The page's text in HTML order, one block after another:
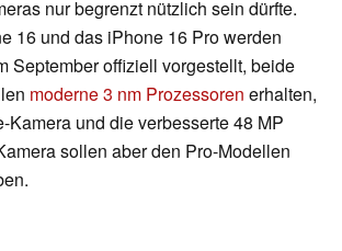
nur begrenzt nützlich sein dürfte.
16 und das iPhone 16 Pro werden
September offiziell vorgestellt, beide
moderne 3 nm Prozessoren erhalten,
Kamera und die verbesserte 48 MP
sollen aber den Pro-Modellen